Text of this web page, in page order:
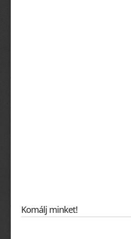
Komálj minket!